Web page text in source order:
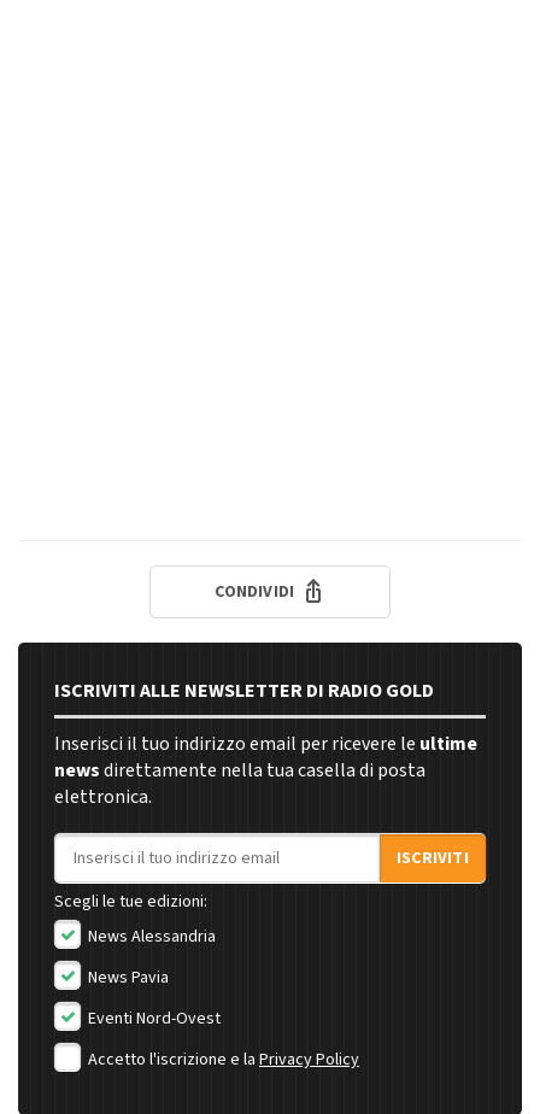
CONDIVIDI
ISCRIVITI ALLE NEWSLETTER DI RADIO GOLD
Inserisci il tuo indirizzo email per ricevere le ultime
newsdirettamente nella tua casella di posta
elettronica.
Indirizzo email
ISCRIVITI
Scegli le tue edizioni:
News Alessandria
News Pavia
Eventi Nord-Ovest
Accetto l'iscrizione e la Privacy Policy